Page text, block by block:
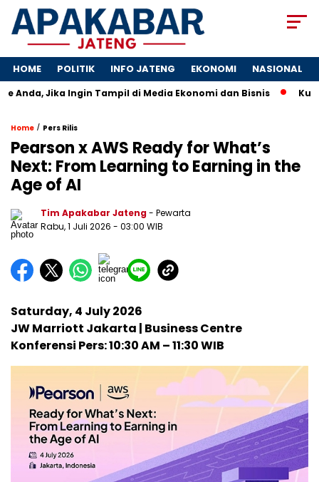
HOME POLITIK INFO JATENG EKONOMI NASIONAL
Jika Ingin Tampil di Media Ekonomi dan Bisnis Kunci
Home / Pers Rilis
Pearson x AWS Ready for What’s
Next: From Learning to Earning in the
Age of AI
Tim Apakabar Jateng- Pewarta
Rabu, 1 Juli 2026 - 03:00 WIB
Saturday, 4 July 2026
JW Marriott Jakarta | Business Centre
Konferensi Pers: 10:30 AM – 11:30 WIB